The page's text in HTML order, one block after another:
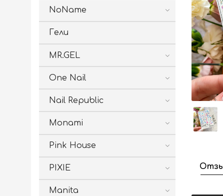
NoName
Гели
MR.GEL
One Nail
Nail Republic
Monami
Pink House
PIXIE
Manita